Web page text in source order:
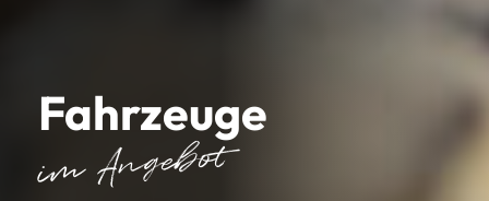
Fahrzeuge
im Angebot